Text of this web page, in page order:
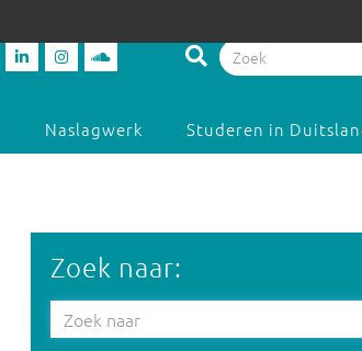
Naslagwerk Studeren in
Zoek naar: